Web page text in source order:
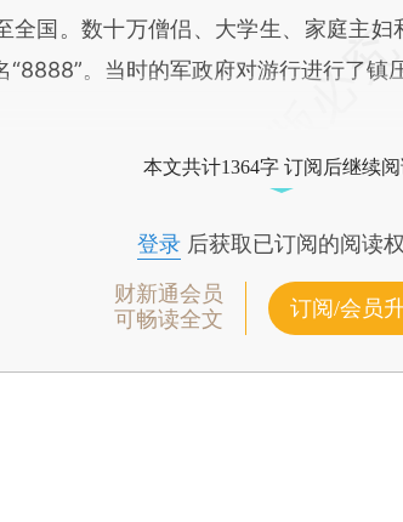
全国。数十万僧侣、大学生、家庭主
“8888”。当时的军政府对游行进行了镇
本文共计1364字 订阅后继续
登录后获取已订阅的阅读
财新通会员
可畅读全文
订阅/会员